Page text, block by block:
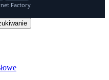
Factory